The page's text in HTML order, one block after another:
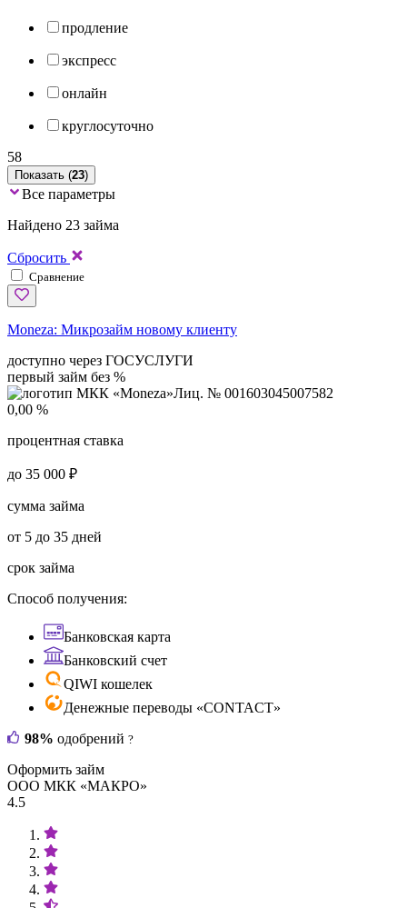
продление
экспресс
онлайн
круглосуточно
58
Показать (23)
Все параметры
Найдено 23 займа
Сбросить
Сравнение
Moneza: Микрозайм новому клиенту
доступно через ГОСУСЛУГИ
первый займ без %
Лиц. № 001603045007582
0,00 %
процентная ставка
до 35 000 ₽
сумма займа
от 5 до 35 дней
срок займа
Способ получения:
Банковская карта
Банковский счет
QIWI кошелек
Денежные переводы «CONTACT»
98% одобрений ?
Оформить займ
ООО МКК «МАКРО»
4.5